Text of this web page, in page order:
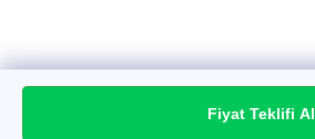
Fiyat Teklifi Al